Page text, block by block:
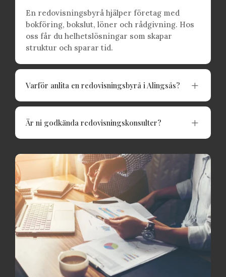
En redovisningsbyrå hjälper företag med
bokföring, bokslut, löner och rådgivning. Hos
oss får du helhetslösningar som skapar
struktur och sparar tid.
Varför anlita en redovisningsbyrå i Alingsås? L
Är ni godkända redovisningskonsulter? L